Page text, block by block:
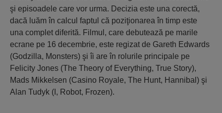
şi episoadele care vor urma. Decizia este una corectă,
dacă luăm în calcul faptul că poziţionarea în timp este
una complet diferită. Filmul, care debutează pe marile
ecrane pe 16 decembrie, este regizat de Gareth Edwards
(Godzilla, Monsters) şi îi are în rolurile principale pe
Felicity Jones (The Theory of Everything, True Story),
Mads Mikkelsen (Casino Royale, The Hunt, Hannibal) şi
Alan Tudyk (I, Robot, Frozen).